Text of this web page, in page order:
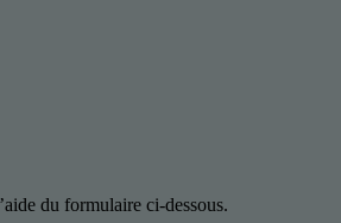
du formulaire ci-dessous.